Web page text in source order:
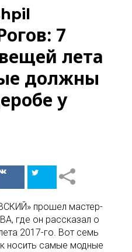
7
лета
должны
у
Поделиться
прошел мастер-
где он рассказал о
2017-го. Вот семь
носить самые модные